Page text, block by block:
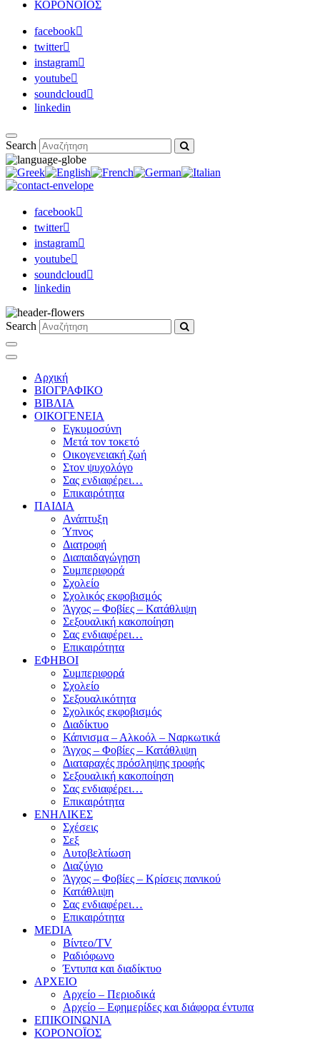
ΚΟΡΟΝΟΪΟΣ
facebook
twitter
instagram
youtube
soundcloud
linkedin
Search
facebook
twitter
instagram
youtube
soundcloud
linkedin
Search
Αρχική
ΒΙΟΓΡΑΦΙΚΟ
ΒΙΒΛΙΑ
ΟΙΚΟΓΕΝΕΙΑ
Εγκυμοσύνη
Μετά τον τοκετό
Οικογενειακή ζωή
Στον ψυχολόγο
Σας ενδιαφέρει…
Επικαιρότητα
ΠΑΙΔΙΑ
Ανάπτυξη
Ύπνος
Διατροφή
Διαπαιδαγώγηση
Συμπεριφορά
Σχολείο
Σχολικός εκφοβισμός
Άγχος – Φοβίες – Κατάθλιψη
Σεξουαλική κακοποίηση
Σας ενδιαφέρει…
Επικαιρότητα
ΕΦΗΒΟΙ
Συμπεριφορά
Σχολείο
Σεξουαλικότητα
Σχολικός εκφοβισμός
Διαδίκτυο
Κάπνισμα – Αλκοόλ – Ναρκωτικά
Άγχος – Φοβίες – Κατάθλιψη
Διαταραχές πρόσληψης τροφής
Σεξουαλική κακοποίηση
Σας ενδιαφέρει…
Επικαιρότητα
ΕΝΗΛΙΚΕΣ
Σχέσεις
Σεξ
Αυτοβελτίωση
Διαζύγιο
Άγχος – Φοβίες – Κρίσεις πανικού
Κατάθλιψη
Σας ενδιαφέρει…
Επικαιρότητα
MEDIA
Βίντεο/TV
Ραδιόφωνο
Έντυπα και διαδίκτυο
ΑΡΧΕΙΟ
Αρχείο – Περιοδικά
Αρχείο – Εφημερίδες και διάφορα έντυπα
ΕΠΙΚΟΙΝΩΝΙΑ
ΚΟΡΟΝΟΪΟΣ